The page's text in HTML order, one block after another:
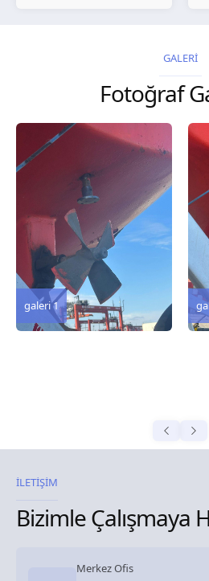
remarks 127 Korea
GALERİ
Fotoğraf
galeri 2
İLETİŞİM
Bizimle Çalışmaya
Merkez Ofis